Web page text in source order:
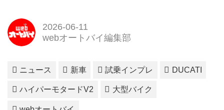
2026-06-11
webオートバイ編集部
ニュース 新車 試乗インプレ DUCATI
ハイパーモタードV2 大型バイク